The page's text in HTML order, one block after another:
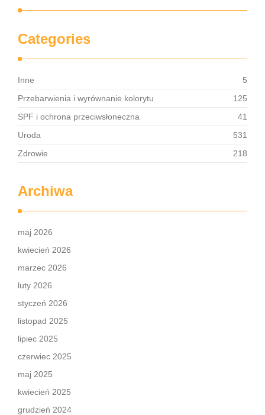
Categories
Inne
5
Przebarwienia i wyrównanie kolorytu
125
SPF i ochrona przeciwsłoneczna
41
Uroda
531
Zdrowie
218
Archiwa
maj 2026
kwiecień 2026
marzec 2026
luty 2026
styczeń 2026
listopad 2025
lipiec 2025
czerwiec 2025
maj 2025
kwiecień 2025
grudzień 2024